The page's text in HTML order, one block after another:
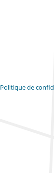
Politique de